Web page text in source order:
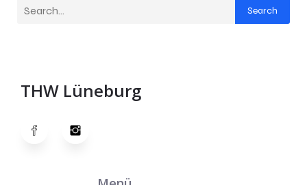
Search
THW Lüneburg